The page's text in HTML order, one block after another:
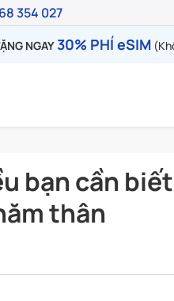
354 027
NGAY30% PHÍ eSIM
bạn cần
thân